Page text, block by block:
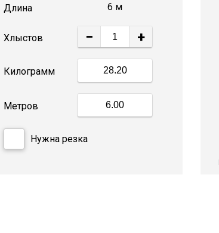
Длина 6 м
Хлыстов − +
Килограмм
Метров
Нужна резка